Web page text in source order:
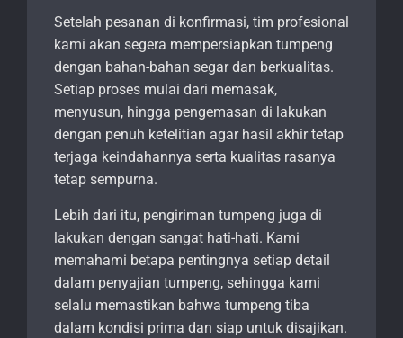
Setelah pesanan di konfirmasi, tim profesional
kami akan segera mempersiapkan tumpeng
dengan bahan-bahan segar dan berkualitas.
Setiap proses mulai dari memasak,
menyusun, hingga pengemasan di lakukan
dengan penuh ketelitian agar hasil akhir tetap
terjaga keindahannya serta kualitas rasanya
tetap sempurna.
Lebih dari itu, pengiriman tumpeng juga di
lakukan dengan sangat hati-hati. Kami
memahami betapa pentingnya setiap detail
dalam penyajian tumpeng, sehingga kami
selalu memastikan bahwa tumpeng tiba
dalam kondisi prima dan siap untuk disajikan.